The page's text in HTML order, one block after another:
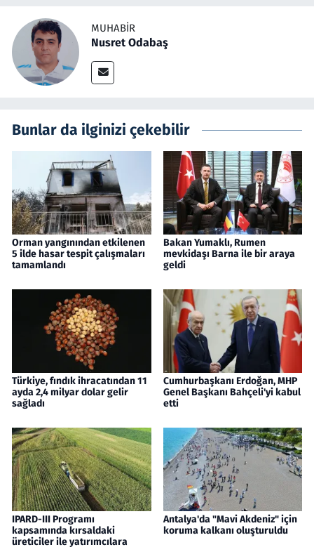
MUHABIR
Nusret Odabaş
Bunlar da ilginizi çekebilir
Orman yangınından etkilenen
5 ilde hasar tespit çalışmaları
tamamlandı
Bakan Yumaklı, Rumen
mevkidaşı Barna ile bir araya
geldi
Türkiye, fındık ihracatından 11
ayda 2,4 milyar dolar gelir
sağladı
Cumhurbaşkanı Erdoğan, MHP
Genel Başkanı Bahçeli'yi kabul
etti
IPARD-III Programı
kapsamında kırsaldaki
üreticiler ile yatırımcılara
Antalya'da "Mavi Akdeniz" için
koruma kalkanı oluşturuldu